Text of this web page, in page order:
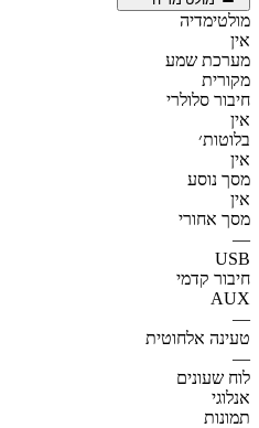
מולטימדיה
אין
מערכת שמע
מקורית
חיבור סלולרי
אין
בלוטות׳
אין
מסך נוסע
אין
מסך אחורי
—
USB
חיבור קדמי
AUX
—
טעינה אלחוטית
—
לוח שעונים
אנלוגי
תמונות